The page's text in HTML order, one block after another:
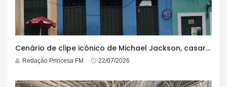
Cenário de clipe icônico de Michael Jackson, casarão azul no centro do Pelourinho enfrenta ordem de desocupação
Redação Princesa FM 22/07/2026